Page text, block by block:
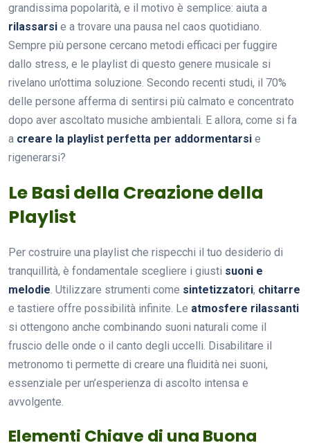
grandissima popolarità, e il motivo è semplice: aiuta a
rilassarsi e a trovare una pausa nel caos quotidiano.
Sempre più persone cercano metodi efficaci per fuggire
dallo stress, e le playlist di questo genere musicale si
rivelano un’ottima soluzione. Secondo recenti studi, il 70%
delle persone afferma di sentirsi più calmato e concentrato
dopo aver ascoltato musiche ambientali. E allora, come si fa
a creare la playlist perfetta per addormentarsi e
rigenerarsi?
Le Basi della Creazione della
Playlist
Per costruire una playlist che rispecchi il tuo desiderio di
tranquillità, è fondamentale scegliere i giusti suoni e
melodie. Utilizzare strumenti come sintetizzatori, chitarre
e tastiere offre possibilità infinite. Le atmosfere rilassanti
si ottengono anche combinando suoni naturali come il
fruscio delle onde o il canto degli uccelli. Disabilitare il
metronomo ti permette di creare una fluidità nei suoni,
essenziale per un’esperienza di ascolto intensa e
avvolgente.
Elementi Chiave di una Buona